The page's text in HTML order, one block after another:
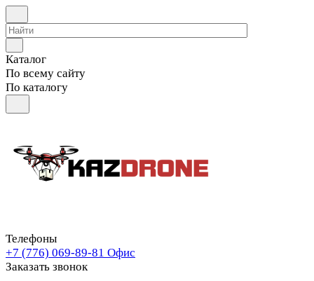
Каталог
По всему сайту
По каталогу
Телефоны
+7 (776) 069-89-81 Офис
Заказать звонок